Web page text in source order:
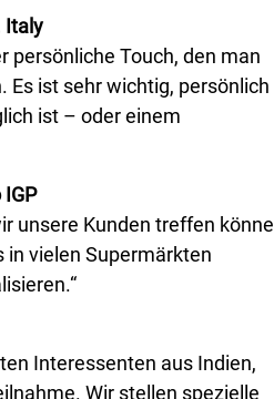
Italy
persönliche Touch, den man
ist sehr wichtig, persönlich
ist – oder einem
unsere Kunden treffen
in vielen Supermärkten
Interessenten aus Indien,
Wir stellen spezielle